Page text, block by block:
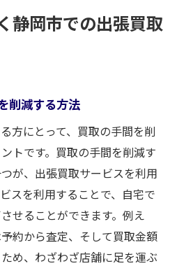
静岡市での出張買取
削減する方法
方にとって、買取の手間を削
トです。買取の手間を削減す
が、出張買取サービスを利用
スを利用することで、自宅で
せることができます。例え
約から査定、そして買取金額
め、わざわざ店舗に足を運ぶ